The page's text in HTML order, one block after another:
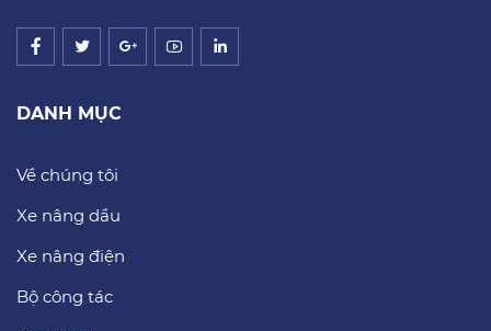
DANH MỤC
Về chúng tôi
Xe nâng dầu
Xe nâng điện
Bộ công tác